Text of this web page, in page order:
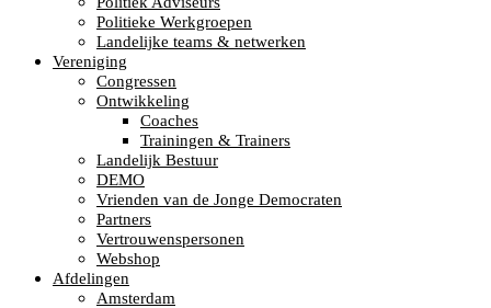
Politieke Werkgroepen
Landelijke teams & netwerken
Vereniging
Congressen
Ontwikkeling
Coaches
Trainingen & Trainers
Landelijk Bestuur
DEMO
Vrienden van de Jonge Democraten
Partners
Vertrouwenspersonen
Webshop
Afdelingen
Amsterdam